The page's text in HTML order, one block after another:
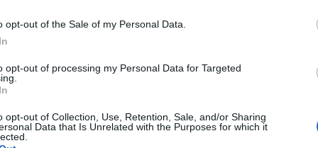
opt-out of the Sale of my Personal Data.
opt-out of processing my Personal Data for Targeted
opt-out of Collection, Use, Retention, Sale, and/or Sharing
Data that Is Unrelated with the Purposes for which it